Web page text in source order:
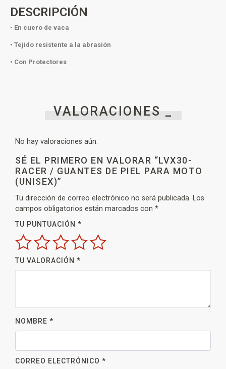
DESCRIPCIÓN
• En cuero de vaca
• Tejido resistente a la abrasión
• Con Protectores
VALORACIONES _
No hay valoraciones aún.
SÉ EL PRIMERO EN VALORAR “LVX30-
RACER / GUANTES DE PIEL PARA MOTO
(UNISEX)”
Tu dirección de correo electrónico no será publicada. Los
campos obligatorios están marcados con *
TU PUNTUACIÓN *
TU VALORACIÓN *
NOMBRE *
CORREO ELECTRÓNICO *